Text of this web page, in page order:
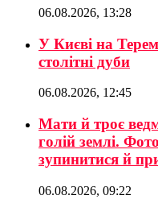
06.08.2026, 13:28
У Києві на
столітні дуби
06.08.2026, 12:45
Мати й троє
голій землі.
зупинитися й
06.08.2026, 09:22